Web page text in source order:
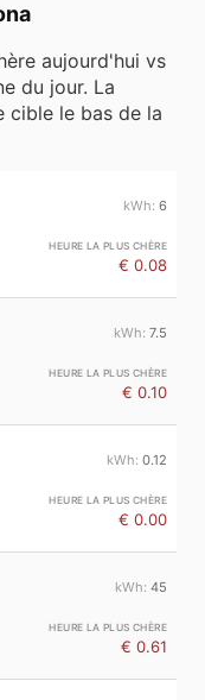
aujourd'hui vs
du jour. La
cible le bas de la
6
€ 0.08
7.5
€ 0.10
0.12
€ 0.00
45
€ 0.61